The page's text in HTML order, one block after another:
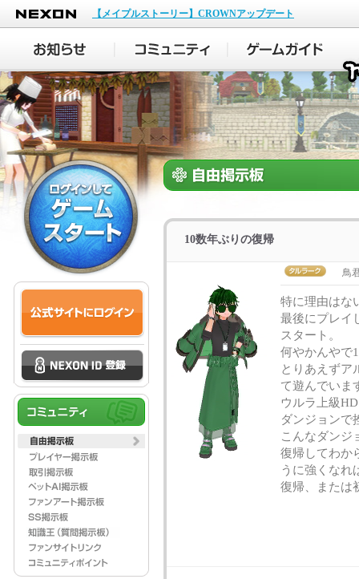
NEXON
【メイプルストーリー】CROWNアップデート
10数年ぶりの復帰
鳥
特に理由はな
最後にプレイ
スタート。
何やかんやで
とりあえずア
て遊んでいま
ウルラ上級
ダンジョンで
こんなダンジ
復帰してわか
うに強くなれ
復帰、または